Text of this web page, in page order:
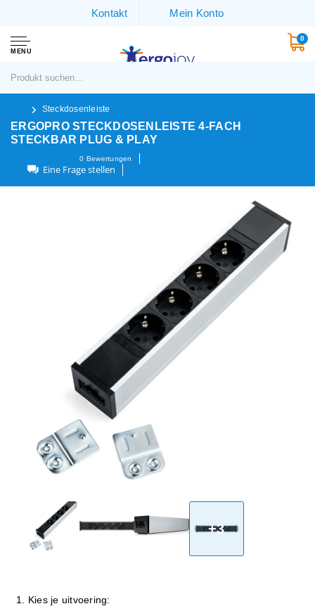
Kontakt Mein Konto
MENU
0
Steckdosenleiste
ERGOPRO STECKDOSENLEISTE 4-FACH
STECKBAR PLUG & PLAY
0 Bewertungen
Eine Frage stellen
+3
1. Kies je uitvoering: